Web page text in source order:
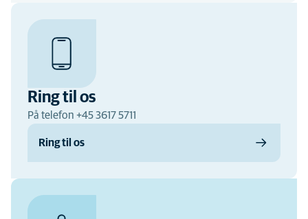
Ring til os
På telefon +45 3617 5711
Ring til os